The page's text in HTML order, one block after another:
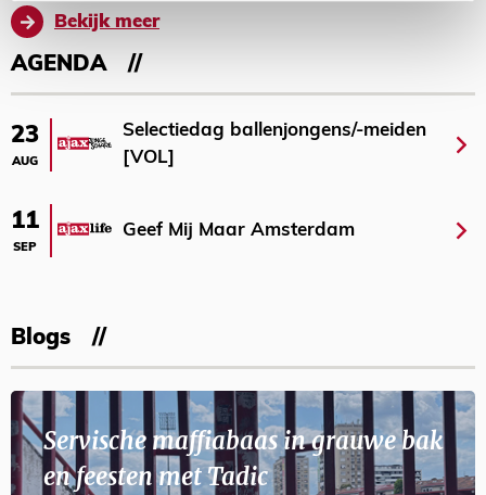
Bekijk meer
AGENDA
23
AUG
Selectiedag ballenjongens/-meiden
[VOL]
11
SEP
Geef Mij Maar Amsterdam
Blogs
Servische maffiabaas in grauwe bak
en feesten met Tadic